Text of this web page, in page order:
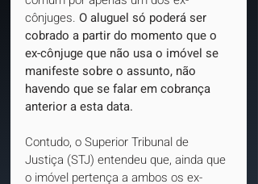
cônjuges. O aluguel só poderá ser
cobrado a partir do momento que o
ex-cônjuge que não usa o imóvel se
manifeste sobre o assunto, não
havendo que se falar em cobrança
anterior a esta data.
Contudo, o Superior Tribunal de
Justiça (STJ) entendeu que, ainda que
o imóvel pertença a ambos os ex-